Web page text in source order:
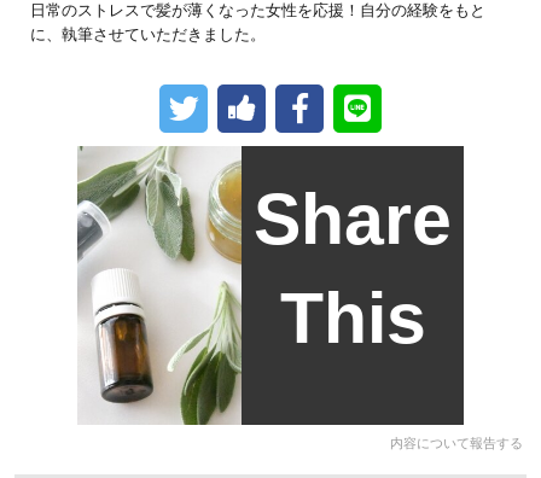
日常のストレスで髪が薄くなった女性を応援！自分の経験をもと
に、執筆させていただきました。
Share
This
内容について報告する